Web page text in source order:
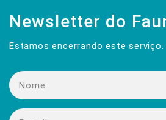
Newsletter do
Estamos encerrando este serviço.